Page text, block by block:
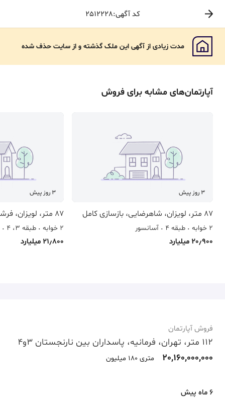
کد آگهی:2512228
مدت زیادی از آگهی این ملک گذشته و از سایت حذف شده
آپارتمان‌های مشابه برای فروش
3 روز پیش
87 متر، لویزان، شاهرضایی، بازسازی کامل
2 خوابه طبقه 4 آسانسور
20٫900 میلیارد
3 روز پیش
2 خوابه طبقه 3، 4
21٫800 میلیارد
فروش آپارتمان
112 متر، تهران، فرمانیه، پاسداران بین نارنجستان 3و4
20,160,000,000
متری 180 میلیون
6 ماه پیش